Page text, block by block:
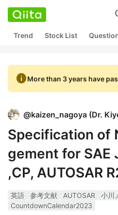
Trend Stock List
infoMore than 3 years have
@kaizen_nagoya (Dr.
Specification of
gement for SAE
,CP, AUTOSAR
英語 参考文献 AUTOSAR
小川
CountdownCalendar2023